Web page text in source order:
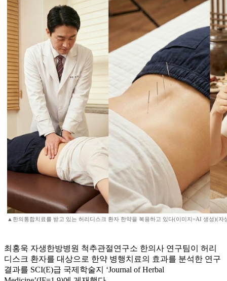
▲한의통합치료를 받고 있는 허리디스크 환자 한약을 복용하고 있다(이미지=AI 생성)(자
최홍욱 자생한방병원 척추관절연구소 한의사 연구팀이 허리
디스크 환자를 대상으로 한약 병행치료의 효과를 분석한 연구
결과를 SCI(E)급 국제학술지 ‘Journal of Herbal